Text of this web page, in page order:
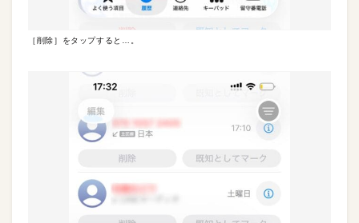
［削除］をタップすると…。